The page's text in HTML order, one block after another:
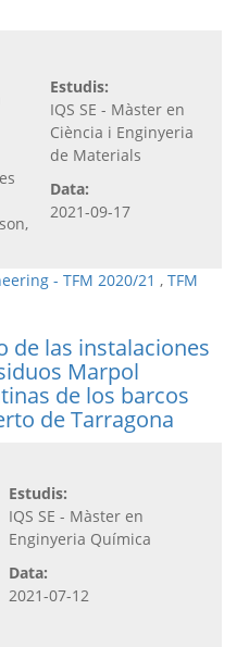
Estudis:
IQS SE - Màster en
Ciència i Enginyeria
de Materials
Data:
2021-09-17
- TFM 2020/21 , TFM
de las instalaciones
Marpol
de los barcos
de Tarragona
Estudis:
IQS SE - Màster en
Enginyeria Química
Data:
2021-07-12